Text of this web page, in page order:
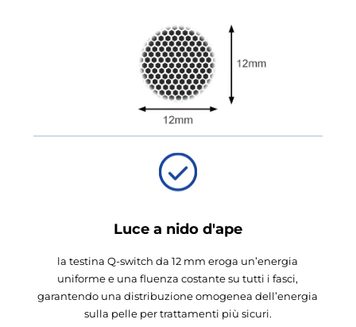
Luce a nido d'ape
la testina Q-switch da 12 mm eroga un’energia
uniforme e una fluenza costante su tutti i fasci,
garantendo una distribuzione omogenea dell’energia
sulla pelle per trattamenti più sicuri.